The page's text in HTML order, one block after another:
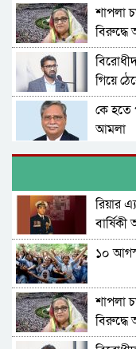
শাপলা
বিরুদ্ধে
গিয়ে
কে হতে
আমলা
সিলেটে
এআই
ক্ষোভ,
রিয়ার
১০
শাপলা
বিরুদ্ধে